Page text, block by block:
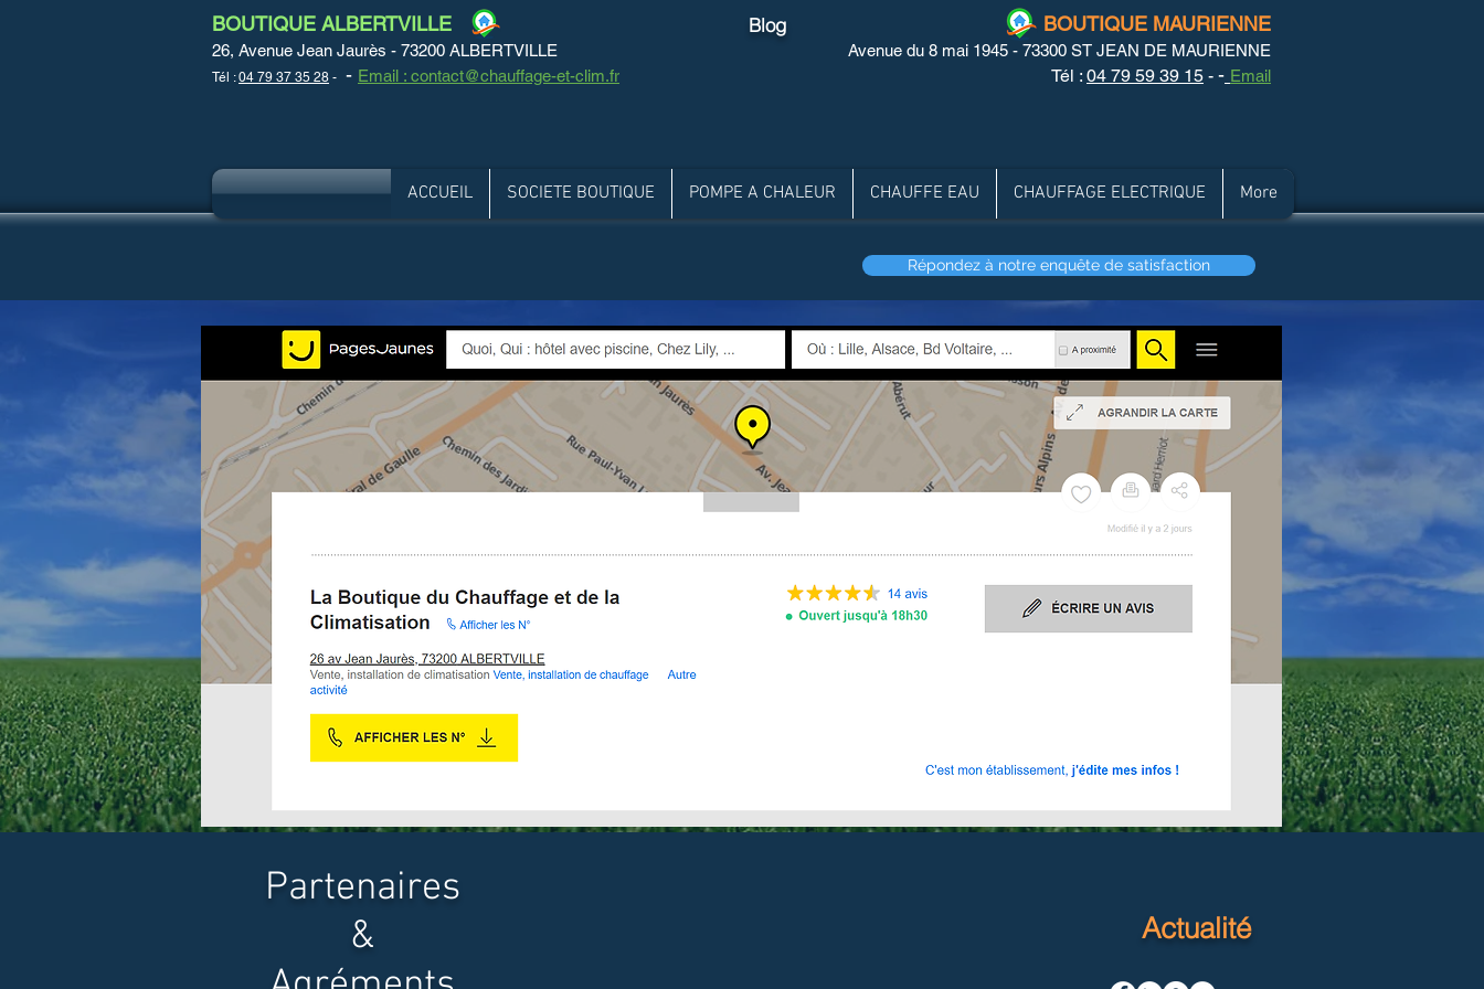
BOUTIQUE ALBERTVILLE
26, Avenue Jean Jaurès - 73200 ALBERTVILLE
Tél :04 79 37 35 28 - - Email : contact@chauffage-et-clim.fr
BOUTIQUE MAURIENNE
Avenue du 8 mai 1945 - 73300 ST JEAN DE MAURIENNE
Tél : 04 79 59 39 15 - - Email
Blog
ACCUEIL SOCIETE BOUTIQUE POMPE A CHALEUR CHAUFFE EAU CHAUFFAGE ELECTRIQUE More
Répondez à notre enquête de satisfaction
Partenaires
&
Actualité